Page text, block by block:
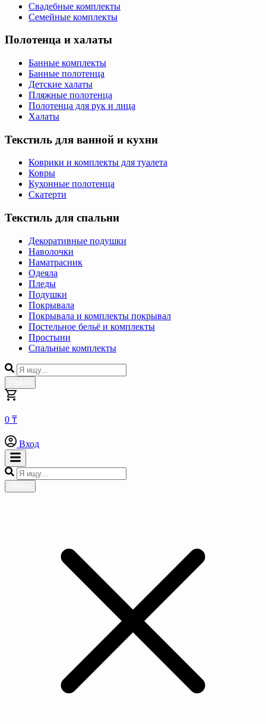
Свадебные комплекты
Семейные комплекты
Полотенца и халаты
Банные комплекты
Банные полотенца
Детские халаты
Пляжные полотенца
Полотенца для рук и лица
Халаты
Текстиль для ванной и кухни
Коврики и комплекты для туалета
Ковры
Кухонные полотенца
Скатерти
Текстиль для спальни
Декоративные подушки
Наволочки
Наматрасник
Одеяла
Пледы
Подушки
Покрывала
Покрывала и комплекты покрывал
Постельное бельё и комплекты
Простыни
Спальные комплекты
0 ₸
Вход